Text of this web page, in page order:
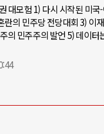
대모험 1) 다시 시작된 미국
의 민주당 전당대회 3) 이
의 민주주의 발언 5) 데이터